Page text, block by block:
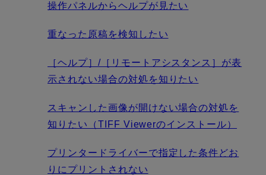
操作パネルからヘルプが見たい
重なった原稿を検知したい
［ヘルプ］/［リモートアシスタンス］が表
示されない場合の対処を知りたい
スキャンした画像が開けない場合の対処を
知りたい（TIFF Viewerのインストール）
プリンタードライバーで指定した条件どお
りにプリントされない